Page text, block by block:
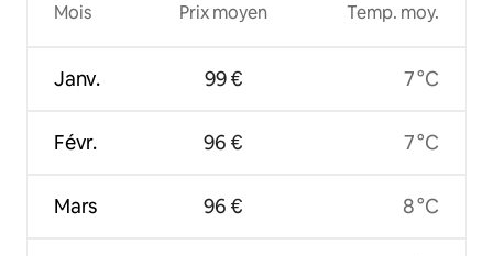
Mois
Janv.
Févr.
Mars
Prix moyen
99 €
96 €
96 €
Temp. moy.
7 °C
7 °C
8 °C